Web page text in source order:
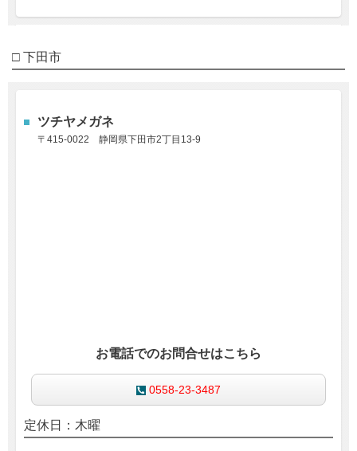
□ 下田市
ツチヤメガネ
〒415-0022 静岡県下田市2丁目13-9
お電話でのお問合せはこちら
0558-23-3487
定休日： 木曜